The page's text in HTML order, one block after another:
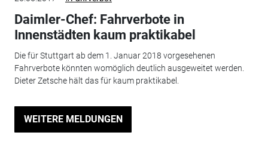
Daimler-Chef: Fahrverbote in
Innenstädten kaum praktikabel
Die für Stuttgart ab dem 1. Januar 2018 vorgesehenen
Fahrverbote könnten womöglich deutlich ausgeweitet werden.
Dieter Zetsche hält das für kaum praktikabel.
WEITERE MELDUNGEN